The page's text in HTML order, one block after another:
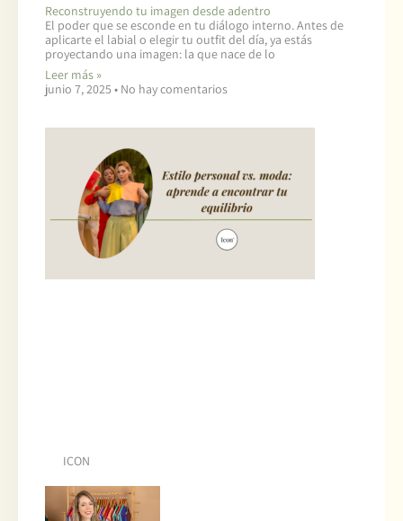
Reconstruyendo tu imagen desde adentro
El poder que se esconde en tu diálogo interno. Antes de
aplicarte el labial o elegir tu outfit del día, ya estás
proyectando una imagen: la que nace de lo
Leer más »
junio 7, 2025
No hay comentarios
ICON